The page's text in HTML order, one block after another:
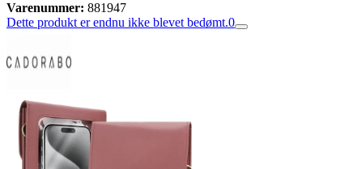
Varenummer: 881947
Dette produkt er endnu ikke blevet bedømt.0